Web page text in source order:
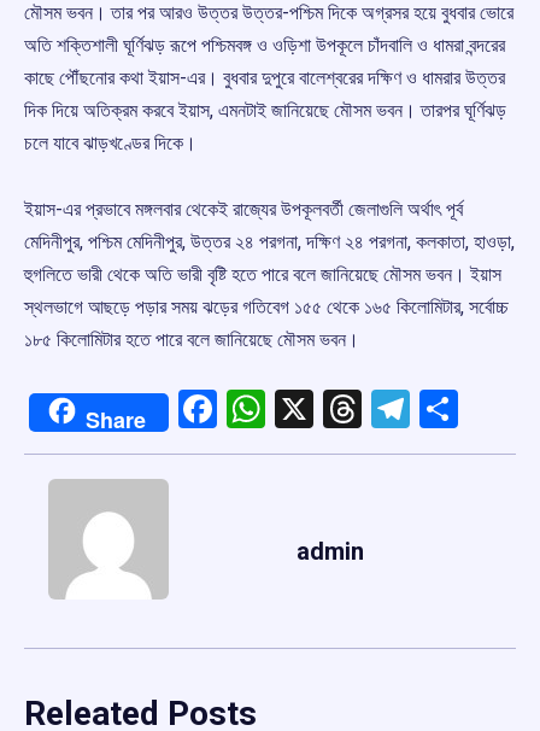
মৌসম ভবন। তার পর আরও উত্তর উত্তর-পশ্চিম দিকে অগ্রসর হয়ে বুধবার ভোরে
অতি শক্তিশালী ঘূর্ণিঝড় রূপে পশ্চিমবঙ্গ ও ওড়িশা উপকূলে চাঁদবালি ও ধামরা বন্দরের
কাছে পৌঁছনোর কথা ইয়াস-এর। বুধবার দুপুরে বালেশ্বরের দক্ষিণ ও ধামরার উত্তর
দিক দিয়ে অতিক্রম করবে ইয়াস, এমনটাই জানিয়েছে মৌসম ভবন। তারপর ঘূর্ণিঝড়
চলে যাবে ঝাড়খণ্ডের দিকে।
ইয়াস-এর প্রভাবে মঙ্গলবার থেকেই রাজ্যের উপকূলবর্তী জেলাগুলি অর্থাৎ পূর্ব
মেদিনীপুর, পশ্চিম মেদিনীপুর, উত্তর ২৪ পরগনা, দক্ষিণ ২৪ পরগনা, কলকাতা, হাওড়া,
হুগলিতে ভারী থেকে অতি ভারী বৃষ্টি হতে পারে বলে জানিয়েছে মৌসম ভবন। ইয়াস
স্থলভাগে আছড়ে পড়ার সময় ঝড়ের গতিবেগ ১৫৫ থেকে ১৬৫ কিলোমিটার, সর্বোচ্চ
১৮৫ কিলোমিটার হতে পারে বলে জানিয়েছে মৌসম ভবন।
Share Facebook
WhatsApp
X Threads
admin
Releated Posts